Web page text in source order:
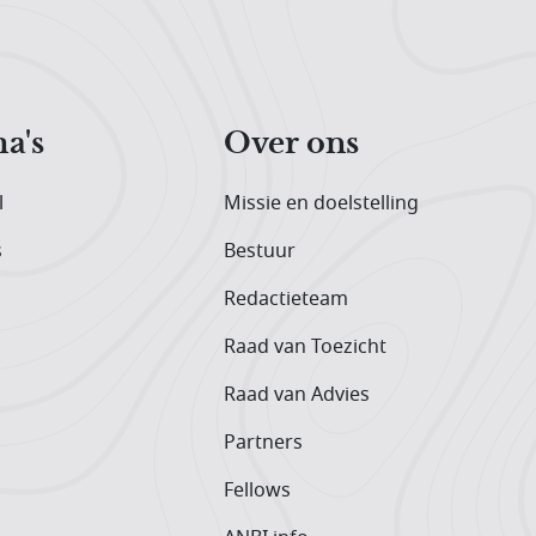
Over ons
Missie en doelstelling
Bestuur
Redactieteam
Raad van Toezicht
Raad van Advies
Partners
Fellows